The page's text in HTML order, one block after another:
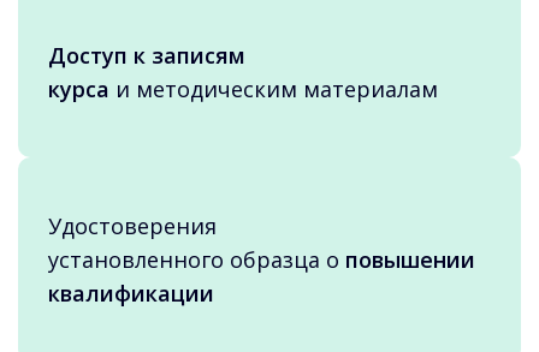
Доступ к записям
курса и методическим материалам
Удостоверения
установленного образца о повышении
квалификации